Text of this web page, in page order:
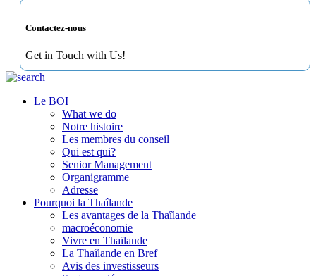
Contactez-nous
Get in Touch with Us!
Le BOI
What we do
Notre histoire
Les membres du conseil
Qui est qui?
Senior Management
Organigramme
Adresse
Pourquoi la Thaîlande
Les avantages de la Thaîlande
macroéconomie
Vivre en Thaïlande
La Thaîlande en Bref
Avis des investisseurs